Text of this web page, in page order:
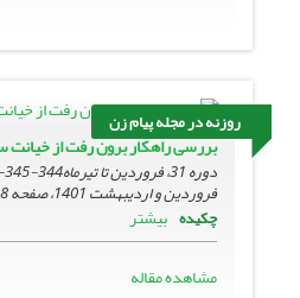
روزنه در مجله پیام زن
بررسی راهکار برون رفت از خیانت
فروردین و اردیبهشت 1401، صفحه
چکیده بیشتر
مشاهده مقاله